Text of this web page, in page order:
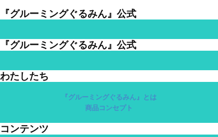
『グルーミングぐるみん』公式
『グルーミングぐるみん』公式
わたしたち
『グルーミングぐるみん』とは
商品コンセプト
コンテンツ